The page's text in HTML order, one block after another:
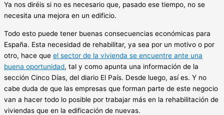
Ya nos diréis si no es necesario que, pasado ese tiempo, no se
necesita una mejora en un edificio.
Todo esto puede tener buenas consecuencias económicas para
España. Esta necesidad de rehabilitar, ya sea por un motivo o por
otro, hace que el sector de la vivienda se encuentre ante una
buena oportunidad, tal y como apunta una información de la
sección Cinco Días, del diario El País. Desde luego, así es. Y no
cabe duda de que las empresas que forman parte de este negocio
van a hacer todo lo posible por trabajar más en la rehabilitación de
viviendas que en la edificación de nuevas.